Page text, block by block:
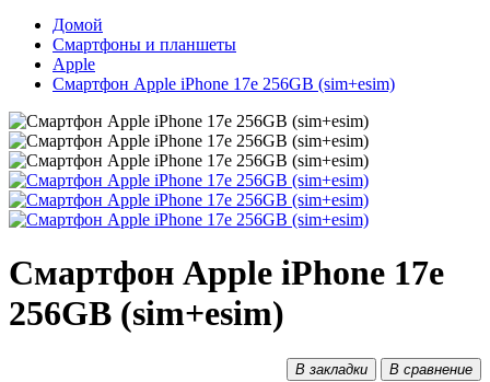
Домой
Смартфоны и планшеты
Apple
Смартфон Apple iPhone 17e 256GB (sim+esim)
Смартфон Apple iPhone 17e
256GB (sim+esim)
В закладки В сравнение